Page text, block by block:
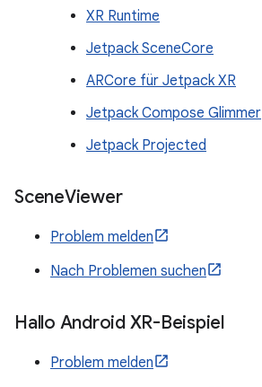
XR Runtime
Jetpack SceneCore
ARCore für Jetpack XR
Jetpack Compose Glimmer
Jetpack Projected
SceneViewer
Problem melden
Nach Problemen suchen
Hallo Android XR-Beispiel
Problem melden